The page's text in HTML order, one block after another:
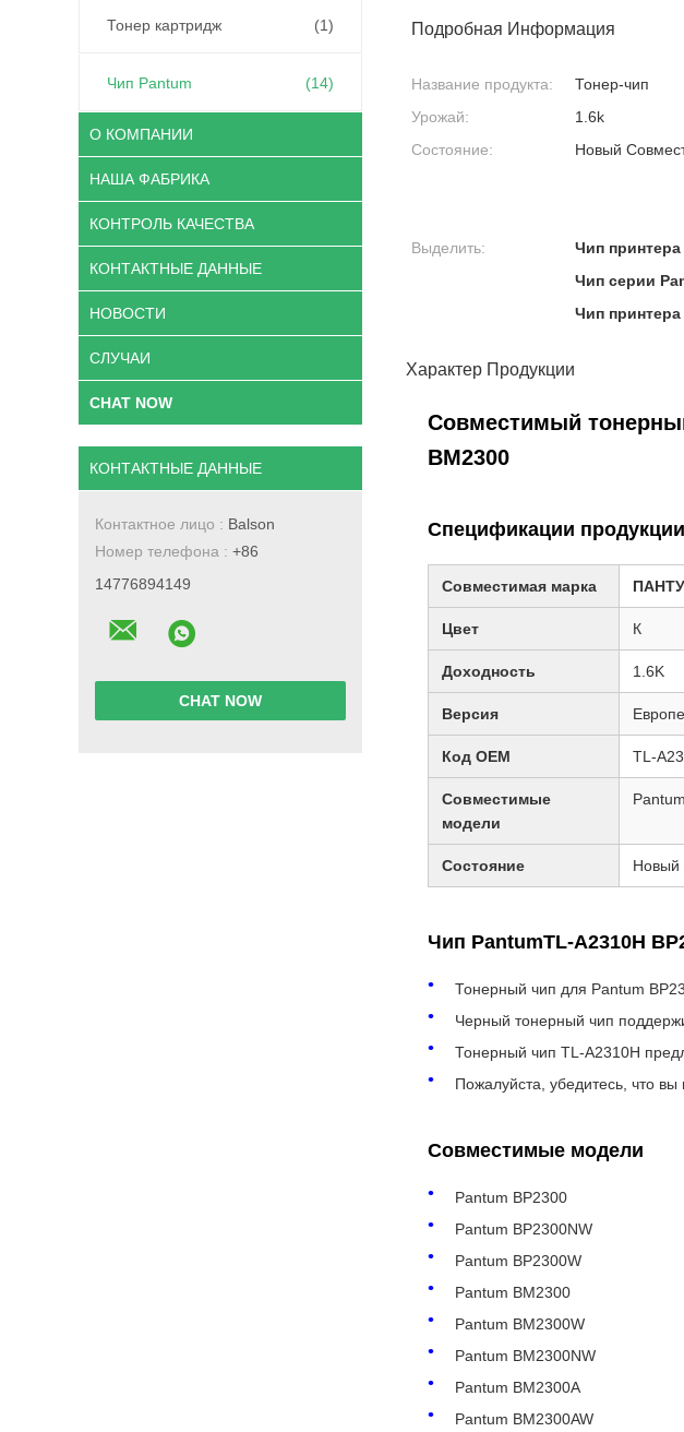
Тонер картридж (1)
Чип Pantum (14)
О КОМПАНИИ
НАША ФАБРИКА
КОНТРОЛЬ КАЧЕСТВА
КОНТАКТНЫЕ ДАННЫЕ
НОВОСТИ
СЛУЧАИ
CHAT NOW
КОНТАКТНЫЕ ДАННЫЕ
Контактное лицо : Balson
Номер телефона : +86
14776894149
CHAT NOW
Подробная Информация
Название продукта: Тонер-чип
Урожай:
1.6k
Состояние:
Новый
Выделить:
Чип
Чип серии
Чип принтера
Характер Продукции
Совместимый
BM2300
Спецификации продукции
Совместимая марка
Цвет К
Доходность 1.6K
Версия
Код OEM TL-
Совместимые
модели
Состояние Новый
Чип PantumTL-A2310H
Тонерный чип для Pantum
Черный тонерный чип
Тонерный чип TL-A2310H
Пожалуйста, убедитесь, что
Совместимые модели
Pantum BP2300
Pantum BP2300NW
Pantum BP2300W
Pantum BM2300
Pantum BM2300W
Pantum BM2300NW
Pantum BM2300A
Pantum BM2300AW